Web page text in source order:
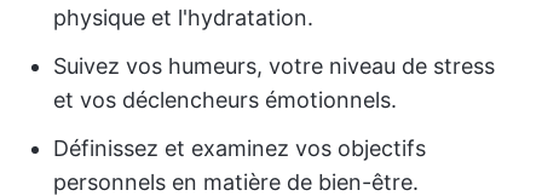
physique et l'hydratation.
Suivez vos humeurs, votre niveau de stress
et vos déclencheurs émotionnels.
Définissez et examinez vos objectifs
personnels en matière de bien-être.